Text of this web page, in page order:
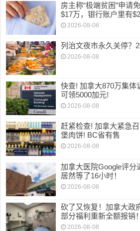
房主称“极端贫困”申请
$17万，银行账户里有
2026-08-08
列治文夜市永久关停？
2026-08-08
快查! 加拿大870万集体
可领5000加元!
2026-08-08
赶紧检查! 加拿大紧急
堡肉饼! BC省有售
2026-08-08
加拿大医院Google评分
居然等了16小时！
2026-08-08
砍了又恢复！加拿大政
部分福利重新全额报销！
2026-08-08